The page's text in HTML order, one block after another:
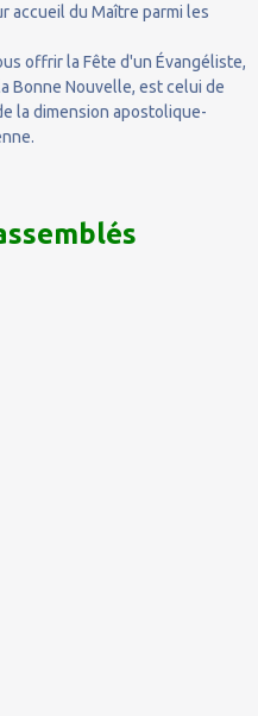
accueil du Maître parmi les
offrir la Fête d'un Évangéliste,
Bonne Nouvelle, est celui de
la dimension apostolique-